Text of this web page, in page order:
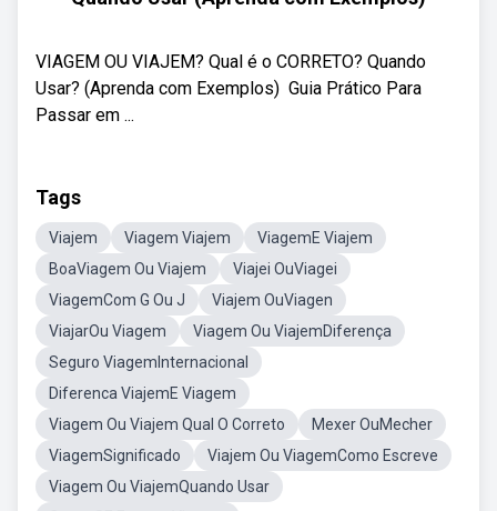
VIAGEM OU VIAJEM? Qual é o CORRETO? Quando
Usar? (Aprenda com Exemplos) ‍ Guia Prático Para
Passar em ...
Tags
Viajem Viagem Viajem
ViagemE Viajem
BoaViagem Ou Viajem
Viajei OuViagei
ViagemCom G Ou J
Viajem OuViagen
ViajarOu Viagem
Viagem Ou ViajemDiferença
Seguro ViagemInternacional
Diferenca ViajemE Viagem
Viagem Ou Viajem Qual O Correto
Mexer OuMecher
ViagemSignificado
Viajem Ou ViagemComo Escreve
Viagem Ou ViajemQuando Usar